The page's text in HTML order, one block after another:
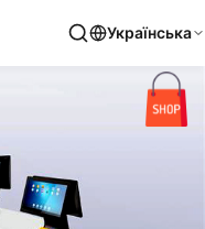
Українська